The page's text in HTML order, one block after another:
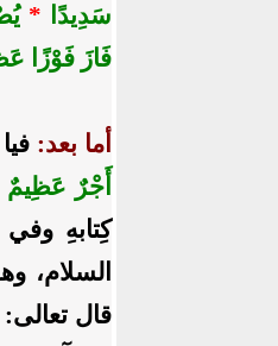
سَدِيدًا *
فَازَ فَوْزًا
أما بعد:
أَجْرٌ
كِتابهِ
السلام،
قال تعالى: